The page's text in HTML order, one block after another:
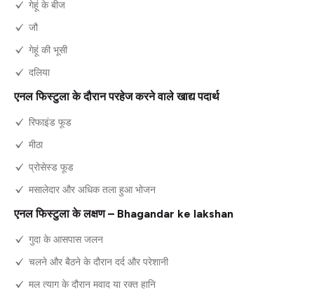
गेहूं के बीज
जौ
गेहूं की भूसी
दलिया
एनल फिस्टुला के दौरान परहेज करने वाले खाद्य पदार्थ
रिफाइंड फूड
मीठा
प्रोसेस्ड फूड
मसालेदार और अधिक तला हुआ भोजन
एनल फिस्टुला के लक्षण – Bhagandar ke lakshan
गुदा के आसपास जलन
चलने और बैठने के दौरान दर्द और परेशानी
मल त्याग के दौरान मवाद या रक्त हानि